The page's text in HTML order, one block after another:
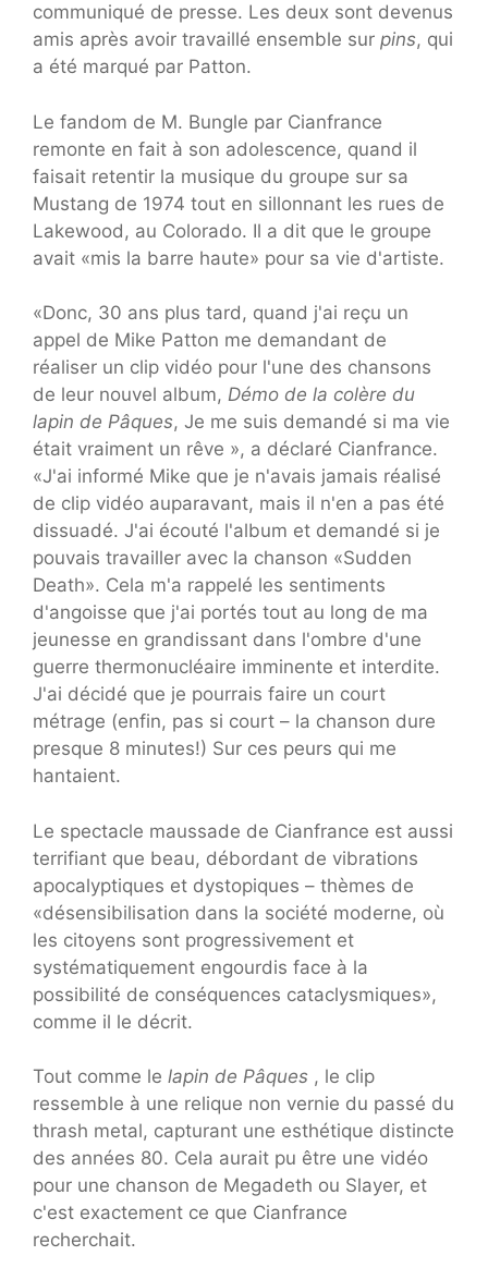
communiqué de presse. Les deux sont devenus
amis après avoir travaillé ensemble sur pins, qui
a été marqué par Patton.
Le fandom de M. Bungle par Cianfrance
remonte en fait à son adolescence, quand il
faisait retentir la musique du groupe sur sa
Mustang de 1974 tout en sillonnant les rues de
Lakewood, au Colorado. Il a dit que le groupe
avait «mis la barre haute» pour sa vie d'artiste.
«Donc, 30 ans plus tard, quand j'ai reçu un
appel de Mike Patton me demandant de
réaliser un clip vidéo pour l'une des chansons
de leur nouvel album, Démo de la colère du
lapin de Pâques, Je me suis demandé si ma vie
était vraiment un rêve », a déclaré Cianfrance.
«J'ai informé Mike que je n'avais jamais réalisé
de clip vidéo auparavant, mais il n'en a pas été
dissuadé. J'ai écouté l'album et demandé si je
pouvais travailler avec la chanson «Sudden
Death». Cela m'a rappelé les sentiments
d'angoisse que j'ai portés tout au long de ma
jeunesse en grandissant dans l'ombre d'une
guerre thermonucléaire imminente et interdite.
J'ai décidé que je pourrais faire un court
métrage (enfin, pas si court – la chanson dure
presque 8 minutes!) Sur ces peurs qui me
hantaient.
Le spectacle maussade de Cianfrance est aussi
terrifiant que beau, débordant de vibrations
apocalyptiques et dystopiques – thèmes de
«désensibilisation dans la société moderne, où
les citoyens sont progressivement et
systématiquement engourdis face à la
possibilité de conséquences cataclysmiques»,
comme il le décrit.
Tout comme le lapin de Pâques , le clip
ressemble à une relique non vernie du passé du
thrash metal, capturant une esthétique distincte
des années 80. Cela aurait pu être une vidéo
pour une chanson de Megadeth ou Slayer, et
c'est exactement ce que Cianfrance
recherchait.